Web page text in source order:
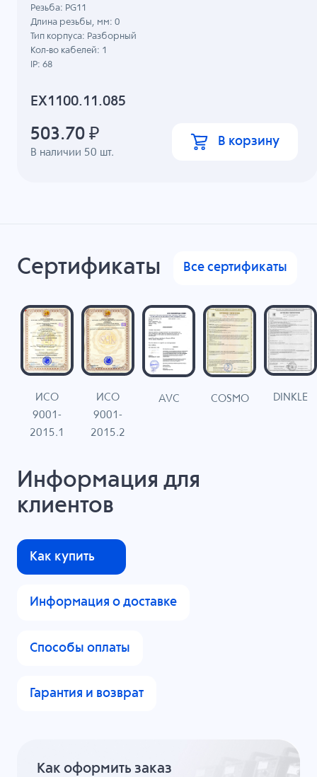
EX1100.11.085
В наличии 50 шт.
Резьба: PG11
Длина резьбы, мм: 0
Тип корпуса: Разборный
Кол-во кабелей: 1
IP: 68
503.70 ₽ В корзину
Сертификаты Все сертификаты
ИСО
9001-
2015.1
ИСО
9001-
2015.2
AVC COSMO DINKLE
Информация для
клиентов
Как купить
Информация о доставке
Способы оплаты
Гарантия и возврат
Как оформить заказ